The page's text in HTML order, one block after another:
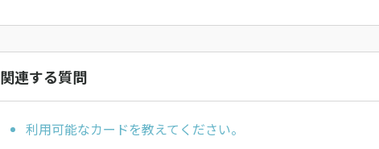
関連する質問
利用可能なカードを教えてください。